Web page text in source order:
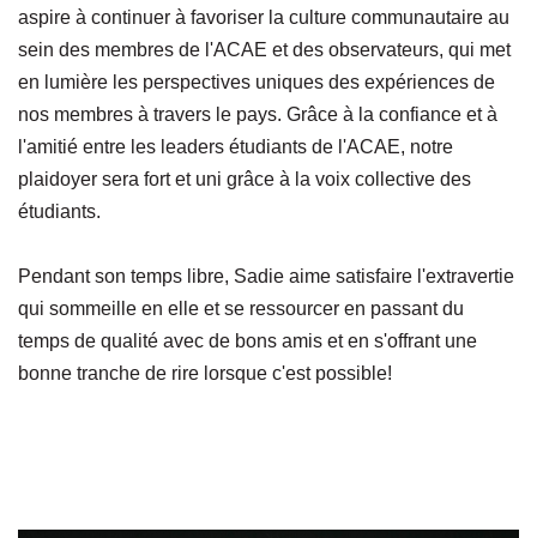
aspire à continuer à favoriser la culture communautaire au
sein des membres de l'ACAE et des observateurs, qui met
en lumière les perspectives uniques des expériences de
nos membres à travers le pays. Grâce à la confiance et à
l'amitié entre les leaders étudiants de l'ACAE, notre
plaidoyer sera fort et uni grâce à la voix collective des
étudiants.
Pendant son temps libre, Sadie aime satisfaire l'extravertie
qui sommeille en elle et se ressourcer en passant du
temps de qualité avec de bons amis et en s'offrant une
bonne tranche de rire lorsque c'est possible!